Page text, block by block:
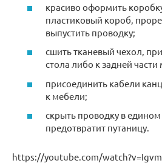
красиво оформить
пластиковый короб,
выпустить проводку;
сшить тканевый чехол,
стола либо к задней
присоединить кабели
к мебели;
скрыть проводку в
предотвратит путаницу.
https://youtube.com/